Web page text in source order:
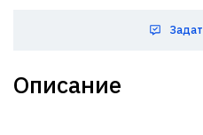
Описание